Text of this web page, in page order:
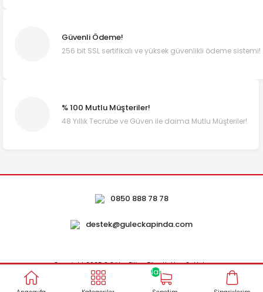
NaN
Güvenli Ödeme!
256 bit SSL sertifikalı ve yüksek güvenlikli ödeme sistemi!
% 100 Mutlu Müşteriler!
48 Yıllık Tecrübe ve Güven ile daima Mutlu Müşteriler!
0850 888 78 78
destek@guleckapinda.com
Copyright 2025 © Güleç Piliç - Tüm Hakları Saklıdır.